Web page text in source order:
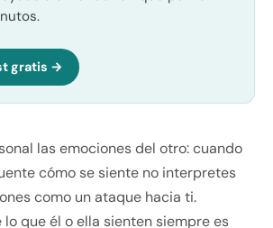
gratis →
las emociones del otro: cuando
cómo se siente no interpretes
como un ataque hacia ti.
lo que él o ella sienten siempre es